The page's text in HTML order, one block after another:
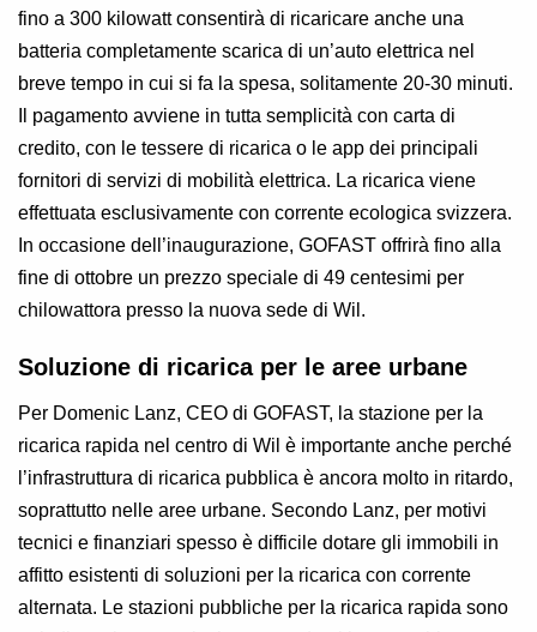
fino a 300 kilowatt consentirà di ricaricare anche una
batteria completamente scarica di un’auto elettrica nel
breve tempo in cui si fa la spesa, solitamente 20-30 minuti.
Il pagamento avviene in tutta semplicità con carta di
credito, con le tessere di ricarica o le app dei principali
fornitori di servizi di mobilità elettrica. La ricarica viene
effettuata esclusivamente con corrente ecologica svizzera.
In occasione dell’inaugurazione, GOFAST offrirà fino alla
fine di ottobre un prezzo speciale di 49 centesimi per
chilowattora presso la nuova sede di Wil.
Soluzione di ricarica per le aree urbane
Per Domenic Lanz, CEO di GOFAST, la stazione per la
ricarica rapida nel centro di Wil è importante anche perché
l’infrastruttura di ricarica pubblica è ancora molto in ritardo,
soprattutto nelle aree urbane. Secondo Lanz, per motivi
tecnici e finanziari spesso è difficile dotare gli immobili in
affitto esistenti di soluzioni per la ricarica con corrente
alternata. Le stazioni pubbliche per la ricarica rapida sono